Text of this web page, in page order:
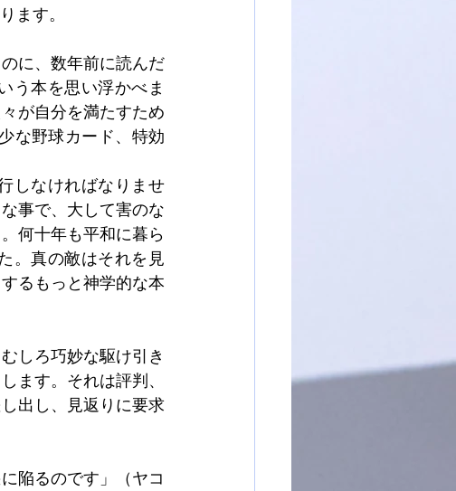
ます。
に、数年前に読んだ
う本を思い浮かべま
が自分を満たすため
な野球カード、特効
しなければなりませ
事で、大して害のな
何十年も平和に暮ら
。真の敵はそれを見
るもっと神学的な本
しろ巧妙な駆け引き
ます。それは評判、
出し、見返りに要求
陥るのです」（ヤコ